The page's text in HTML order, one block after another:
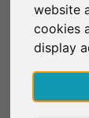
website
cookies
display
Correo